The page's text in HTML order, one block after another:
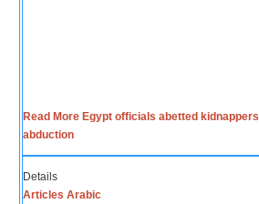
Read More Egypt officials abetted
abduction
Details
Articles Arabic